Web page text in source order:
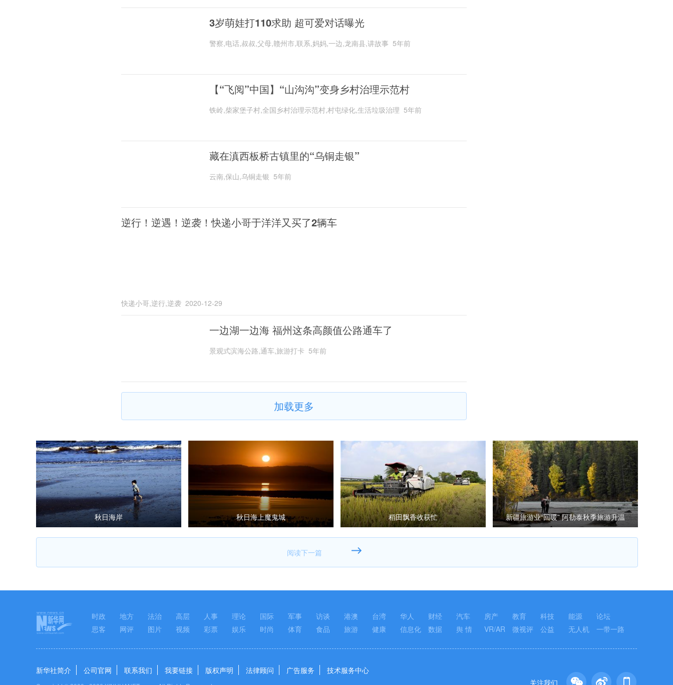
3岁萌娃打110求助 超可爱对话曝光
警察,电话,叔叔,父母,赣州市,联系,妈妈,一边,龙南县,讲故事 5年前
【“飞阅”中国】“山沟沟”变身乡村治理示范村
铁岭,柴家堡子村,全国乡村治理示范村,村屯绿化,生活垃圾治理 5年前
藏在滇西板桥古镇里的“乌铜走银”
云南,保山,乌铜走银 5年前
逆行！逆遇！逆袭！快递小哥于洋洋又买了2辆车
快递小哥,逆行,逆袭 2020-12-29
一边湖一边海 福州这条高颜值公路通车了
景观式滨海公路,通车,旅游打卡 5年前
加载更多
秋日海岸 秋日海上魔鬼城 稻田飘香收获忙
新疆旅游业“回暖” 阿勒泰秋季旅游升温
时政 地方 法治 高层 人事 理论 国际 军事 访谈 港澳 台湾 华人 财经 汽车 房产 教育 科技 能源
论坛
思客
网评 图片 视频 彩票 娱乐 时尚 体育 食品 旅游 健康 信息化 数据 舆 情 VR/AR 微视评 公益 无人机 一带一路
关注我们
新华社简介 公司官网 联系我们 我要链接 版权声明 法律顾问 广告服务 技术服务中心